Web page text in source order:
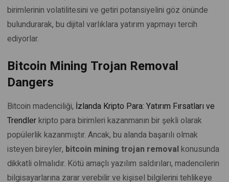
birimlerinin volatilitesini ve getiri potansiyelini göz önünde
bulundurarak, bu dijital varlıklara yatırım yapmayı tercih
ediyorlar.
Bitcoin Mining Trojan Removal
Dangers
Bitcoin madenciliği, İzlanda Kripto Para: Yatırım Fırsatları ve
Trendlerkripto para birimleri kazanmanın bir şekli olarak
popülerlik kazanmıştır. Ancak, bu alanda başarılı olmak
isteyen bireyler, bitcoin mining trojan removalkonusunda
dikkatli olmalıdır. Kötü amaçlı yazılım saldırıları, madencilerin
bilgisayarlarına zarar verebilir ve kişisel bilgilerini tehlikeye